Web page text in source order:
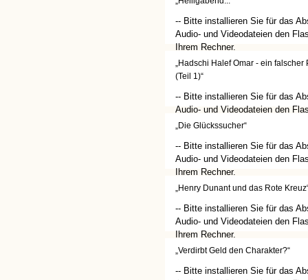
-- Bitte installieren Sie für das
Audio- und Videodateien den
Ihrem Rechner.
(http://get.adobe.com/de/
„Hadschi Halef Omar - ein falscher
(Teil 1)“
-- Bitte installieren Sie für das
Audio- und Videodateien den
Ihrem Rechner.
„Die Glückssucher“
-- Bitte installieren Sie für das
Audio- und Videodateien den
Ihrem Rechner.
(http://get.adobe.com/de/
„Henry Dunant und das Rote
-- Bitte installieren Sie für das
Audio- und Videodateien den
Ihrem Rechner.
(http://get.adobe.com/de/
„Verdirbt Geld den Charakter?“
-- Bitte installieren Sie für das